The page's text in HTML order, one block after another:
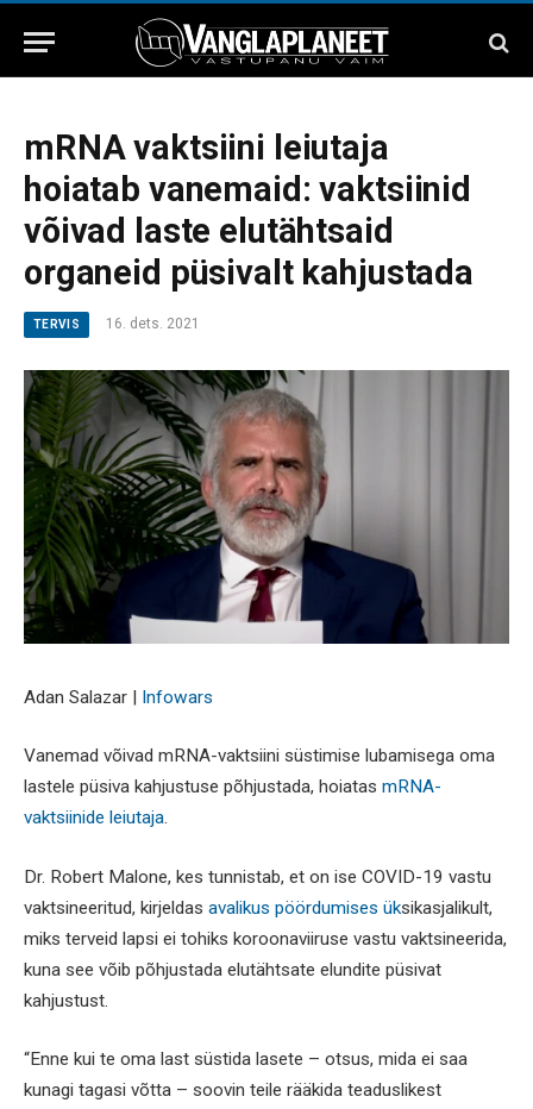
mRNA vaktsiini leiutaja
hoiatab vanemaid: vaktsiinid
võivad laste elutähtsaid
organeid püsivalt kahjustada
TERVIS 16. dets. 2021
Adan Salazar | Infowars
Vanemad võivad mRNA-vaktsiini süstimise lubamisega oma
lastele püsiva kahjustuse põhjustada, hoiatas mRNA-
vaktsiinide leiutaja.
Dr. Robert Malone, kes tunnistab, et on ise COVID-19 vastu
vaktsineeritud, kirjeldas avalikus pöördumises üksikasjalikult,
miks terveid lapsi ei tohiks koroonaviiruse vastu vaktsineerida,
kuna see võib põhjustada elutähtsate elundite püsivat
kahjustust.
“Enne kui te oma last süstida lasete – otsus, mida ei saa
kunagi tagasi võtta – soovin teile rääkida teaduslikest